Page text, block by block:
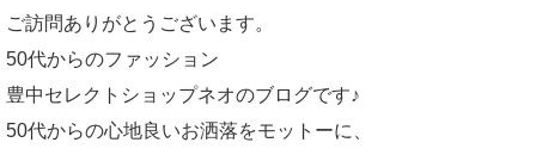
ご訪問ありがとうございます。
50代からのファッション
豊中セレクトショップネオのブログです♪
50代からの心地良いお洒落をモットーに、